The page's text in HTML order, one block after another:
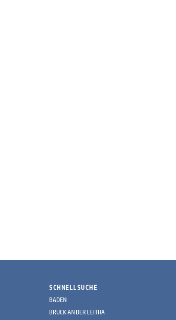
SCHNELLSUCHE
BADEN
BRUCK AN DER LEITHA